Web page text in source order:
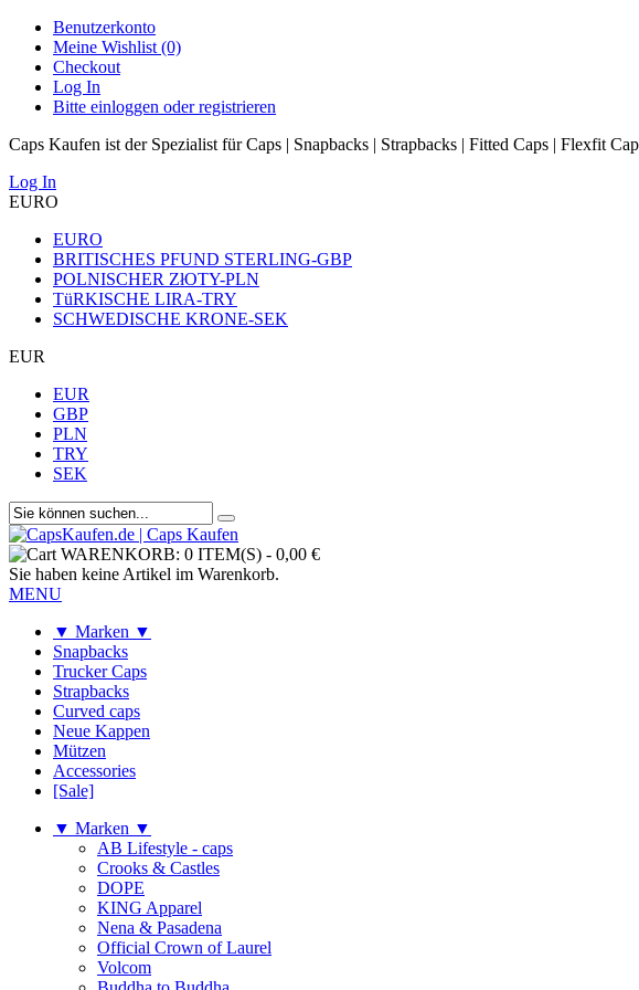
Benutzerkonto
Meine Wishlist (0)
Checkout
Log In
Bitte einloggen oder registrieren
Caps Kaufen ist der Spezialist für Caps | Snapbacks | Strapbacks | Fitted Caps | Flexfit
Log In
EURO
EURO
BRITISCHES PFUND STERLING-GBP
POLNISCHER ZłOTY-PLN
TüRKISCHE LIRA-TRY
SCHWEDISCHE KRONE-SEK
EUR
EUR
GBP
PLN
TRY
SEK
WARENKORB: 0 ITEM(S) - 0,00 €
Sie haben keine Artikel im Warenkorb.
MENU
▼ Marken ▼
Snapbacks
Trucker Caps
Strapbacks
Curved caps
Neue Kappen
Mützen
Accessories
[Sale]
▼ Marken ▼
AB Lifestyle - caps
Crooks & Castles
DOPE
KING Apparel
Nena & Pasadena
Official Crown of Laurel
Volcom